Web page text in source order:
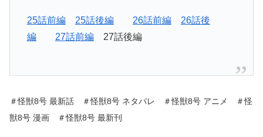
25話前編 25話後編 26話前編
26話後
編
27話前編27話後編
＃怪獣8号 最新話 ＃怪獣8号 ネタバレ ＃怪獣8号 アニメ ＃怪
獣8号 漫画 ＃怪獣8号 最新刊